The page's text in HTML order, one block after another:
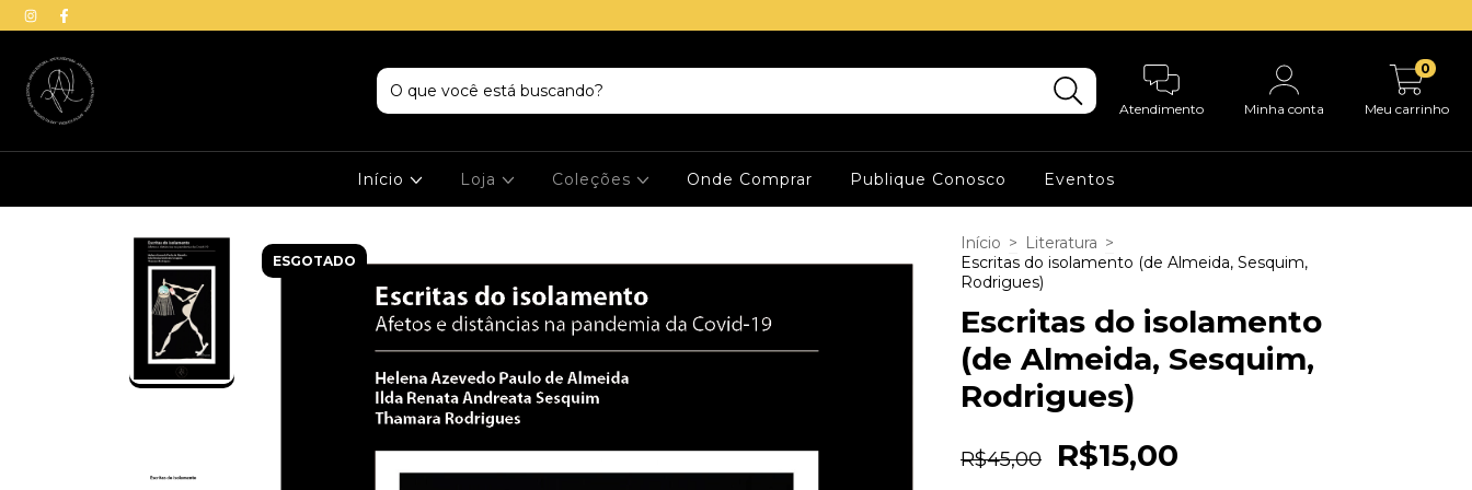
Atendimento Minha conta Meu carrinho
0
Início Loja Coleções Onde Comprar Publique Conosco Eventos
ESGOTADO
Início > Literatura >
Escritas do isolamento (de Almeida, Sesquim,
Rodrigues)
Escritas do isolamento
(de Almeida, Sesquim,
Rodrigues)
R$45,00 R$15,00